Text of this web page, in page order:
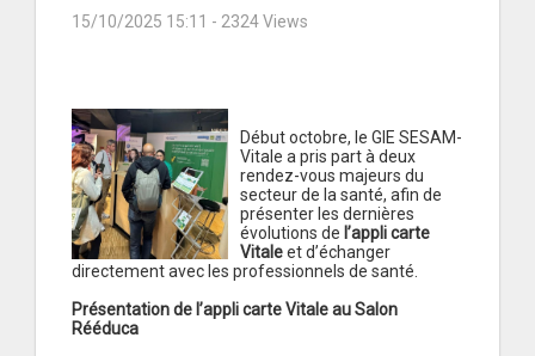
15/10/2025 15:11 - 2324 Views
Début octobre, le GIE SESAM-
Vitale a pris part à deux
rendez-vous majeurs du
secteur de la santé, afin de
présenter les dernières
évolutions de l’appli carte
Vitaleet d’échanger
directement avec les professionnels de santé.
Présentation de l’appli carte Vitale au Salon
Rééduca